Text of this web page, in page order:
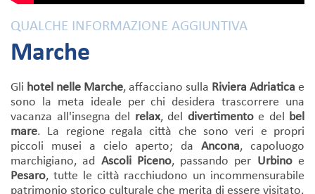
QUALCHE INFORMAZIONE AGGIUNTIVA
Marche
Gli hotel nelle Marche, affacciano sulla Riviera Adriatica e
sono la meta ideale per chi desidera trascorrere una
vacanza all'insegna del
relax, del divertimentoe del
bel
mare. La regione regala città che sono veri e propri
piccoli musei a cielo aperto; daAncona, capoluogo
marchigiano, ad Ascoli Piceno, passando per Urbinoe
Pesaro, tutte le città racchiudono un incommensurabile
patrimonio storico culturale che merita di essere visitato.